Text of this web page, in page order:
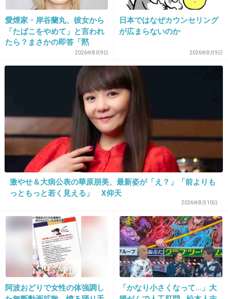
出典：blog-imgs-53-origin.fc2.com
なんで被害者ヅラしてんのｗ
+224 -9
23. 匿名 2013/06/13(木) 12:22:10
私この半年くらい髪切りに行ってないけど、チ
ノパンは美容院に行ったんだｗ
死亡事故起こしたのに髪型が気になるなんてさ
すがセレブｗ
+259 -66
愛煙家・岸谷蘭丸、彼女から
「たばこをやめて」と言われ
たら？まさかの即答「黙
2026年8月9日
日本ではなぜカウンセリング
が広まらないのか
2026年8月9日
激やせ＆大病公表の華原朋美、最新姿が「え？」「前よりも
っともっと若く見える」 X仰天
2026年8月10日
阿波おどりで女性の体強調し
「かなり小さくなって…」大